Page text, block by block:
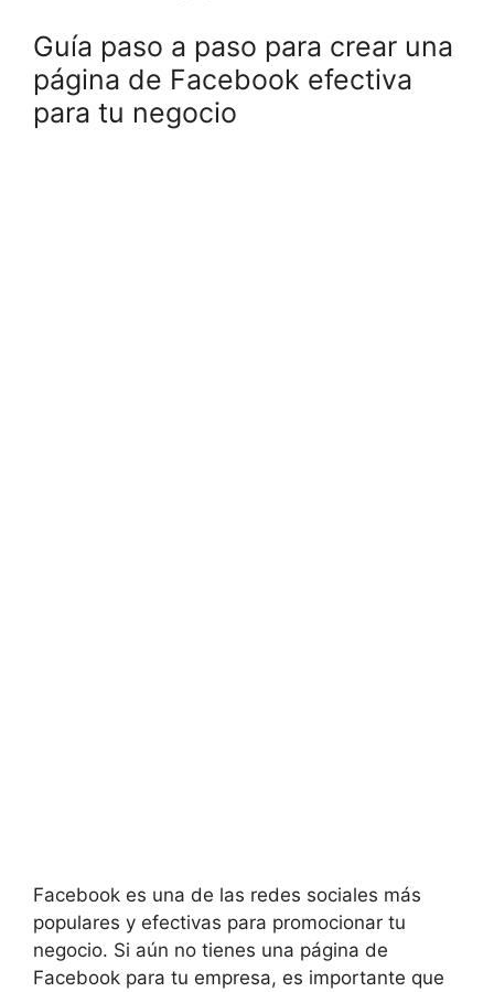
Guía paso a paso para crear una
página de Facebook efectiva
para tu negocio
Facebook es una de las redes sociales más
populares y efectivas para promocionar tu
negocio. Si aún no tienes una página de
Facebook para tu empresa, es importante que